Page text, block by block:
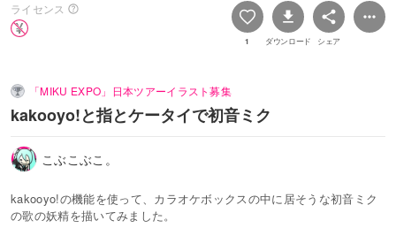
ライセンス
1 ダウンロード シェア
「MIKU EXPO」日本ツアーイラスト募集
kakooyo!と指とケータイで初音ミク
こぶこぶこ。
kakooyo!の機能を使って、カラオケボックスの中に居そうな初音ミク
の歌の妖精を描いてみました。